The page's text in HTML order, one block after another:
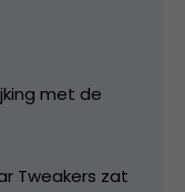
met de
Tweakers zat